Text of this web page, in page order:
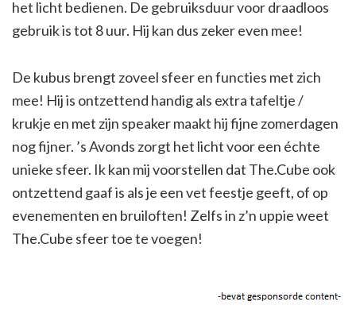
het licht bedienen. De gebruiksduur voor draadloos
gebruik is tot 8 uur. Hij kan dus zeker even mee!
De kubus brengt zoveel sfeer en functies met zich
mee! Hij is ontzettend handig als extra tafeltje /
krukje en met zijn speaker maakt hij fijne zomerdagen
nog fijner. ’s Avonds zorgt het licht voor een échte
unieke sfeer. Ik kan mij voorstellen dat The.Cube ook
ontzettend gaaf is als je een vet feestje geeft, of op
evenementen en bruiloften! Zelfs in z’n uppie weet
The.Cube sfeer toe te voegen!